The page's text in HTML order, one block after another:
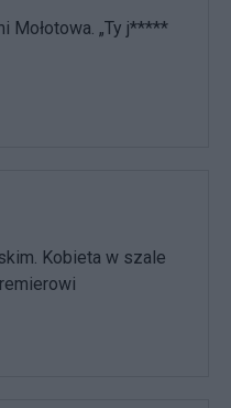
Mołotowa. „Ty j*****
Kobieta w szale